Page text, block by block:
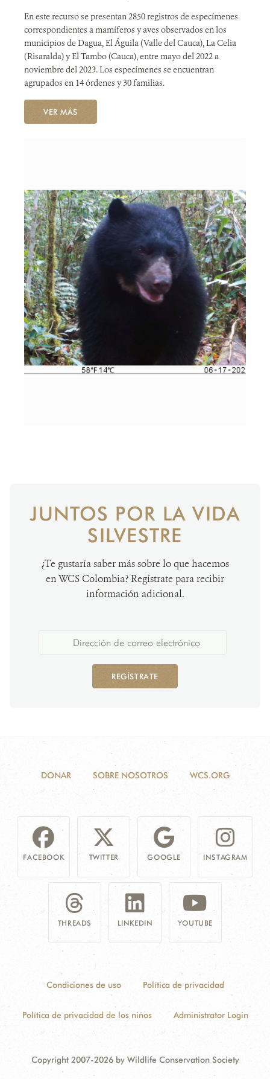
En este recurso se presentan 2850 registros de especímenes
correspondientes a mamíferos y aves observados en los
municipios de Dagua, El Águila (Valle del Cauca), La Celia
(Risaralda) y El Tambo (Cauca), entre mayo del 2022 a
noviembre del 2023. Los especímenes se encuentran
agrupados en 14 órdenes y 30 familias.
VER MÁS
JUNTOS POR LA VIDA
SILVESTRE
¿Te gustaría saber más sobre lo que hacemos
en WCS Colombia? Regístrate para recibir
información adicional.
REGÍSTRATE
DONAR SOBRE NOSOTROS WCS.ORG
FACEBOOK TWITTER GOOGLE INSTAGRAM
THREADS LINKEDIN YOUTUBE
Condiciones de uso Política de privacidad
Política de privacidad de los niños Administrator Login
Copyright 2007-2026 by Wildlife Conservation Society